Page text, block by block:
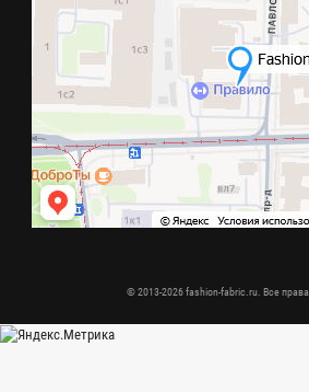
© 2013-2026 fashion-fabric.ru. Все